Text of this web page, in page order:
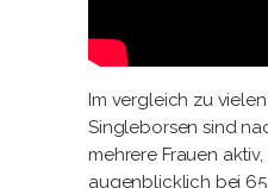
Im vergleich zu
Singleborsen sind
mehrere Frauen
augenblicklich bei